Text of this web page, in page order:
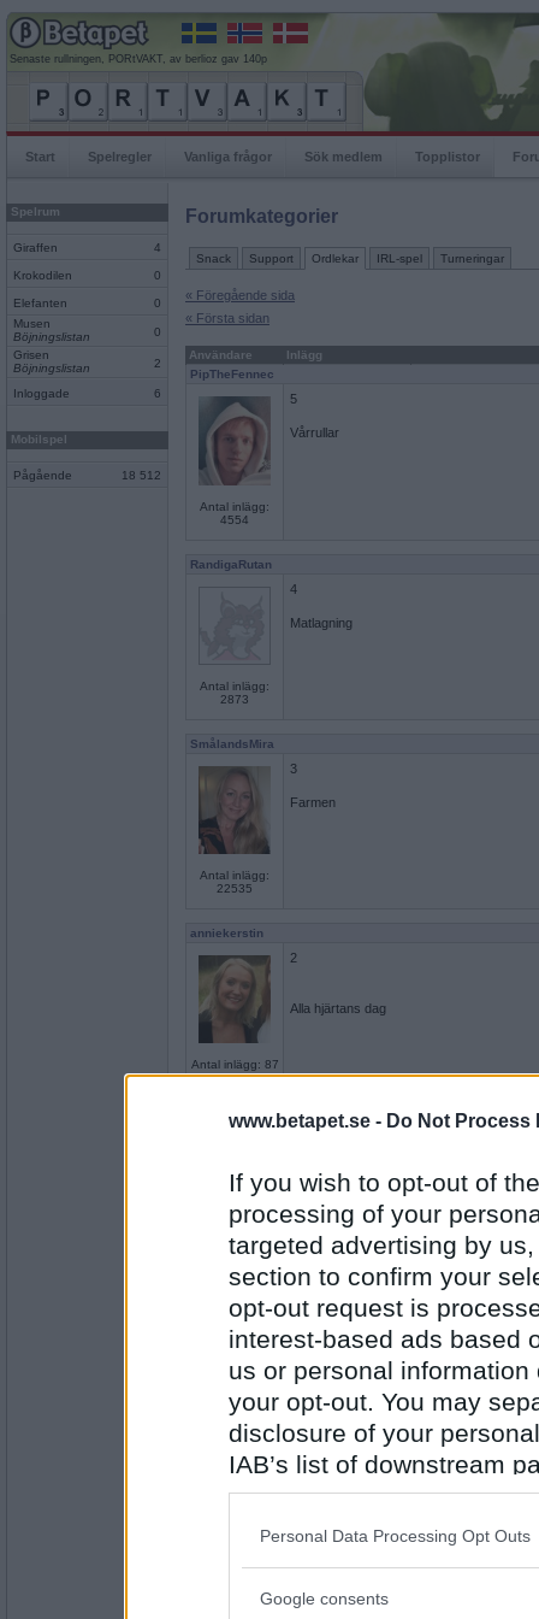
www.betapet.se - Do Not Process
If you wish to opt-out of
processing of your
targeted advertising by
section to confirm your
opt-out request is
interest-based ads based
us or personal
your opt-out. You may
disclosure of your
IAB’s list of downstream
also be disclosed by us
Downstream Participants
Please note that this
Personal Data Processing Opt Outs
Google consents
Senaste rullningen, PORtVAKT, av berlioz gav 140p
Start Spelregler Vanliga frågor Sök medlem Topplistor
Spelrum
Giraffen 4
Krokodilen 0
Elefanten
0
Musen
Böjningslistan
0
Grisen
Böjningslistan
2
Inloggade 6
Mobilspel
Pågående 18 512
Forumkategorier
Snack Support Ordlekar IRL-spel Turneringar
« Föregående sida
« Första sidan
Användare
Inlägg
PipTheFennec
Antal inlägg:
4554
5
Vårrullar
RandigaRutan
Antal inlägg:
2873
4
Matlagning
SmålandsMira
Antal inlägg:
22535
3
Farmen
anniekerstin
Antal inlägg: 87
2
Alla hjärtans dag
Antal inlägg: 61
Antal inlägg:
8262
Köld
RandigaRutan
Antal inlägg:
3
Konst